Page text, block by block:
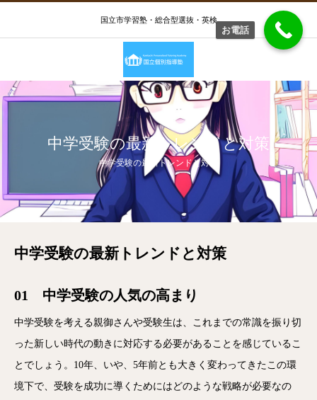
国立市学習塾・総合型選抜・英検
中学受験の最新トレンドと対策
中学受験の最新トレンドと対策
中学受験の最新トレンドと対策
01 中学受験の人気の高まり
中学受験を考える親御さんや受験生は、これまでの常識を振り切
った新しい時代の動きに対応する必要があることを感じているこ
とでしょう。10年、いや、5年前とも大きく変わってきたこの環
境下で、受験を成功に導くためにはどのような戦略が必要なの
お電話